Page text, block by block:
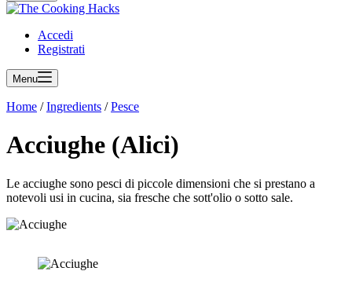
Accedi
Registrati
Menu
Home /Ingredients /Pesce
Acciughe (Alici)
Le acciughe sono pesci di piccole dimensioni che si prestano a
notevoli usi in cucina, sia fresche che sott'olio o sotto sale.